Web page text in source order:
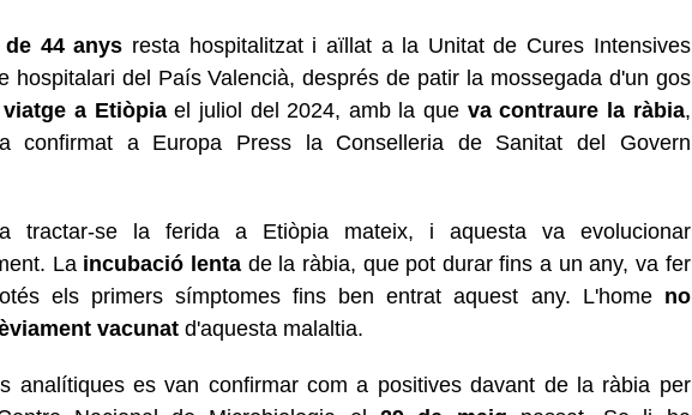
de 44 anys resta hospitalitzat i aïllat a la Unitat de Cures Intensives
hospitalari del País Valencià, després de patir la mossegada d'un gos
viatge a Etiòpiael juliol del 2024, amb la que va contraure la ràbia,
confirmat a Europa Press la Conselleria de Sanitat del Govern
tractar-se la ferida a Etiòpia mateix, i aquesta va evolucionar
La incubació lentade la ràbia, que pot durar fins a un any, va fer
els primers símptomes fins ben entrat aquest any. L'home no
vacunat d'aquesta malaltia.
analítiques es van confirmar com a positives davant de la ràbia per